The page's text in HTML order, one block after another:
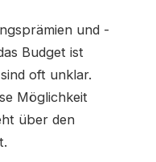
und -
Budget ist
oft unklar.
Möglichkeit
über den